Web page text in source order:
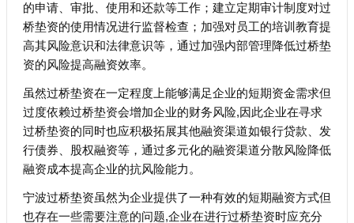
的申请、审批、使用和还款等工作；建立定期审计制度对过
桥垫资的使用情况进行监督检查；加强对员工的培训教育提
高其风险意识和法律意识等，通过加强内部管理降低过桥垫
资的风险提高融资效率。
虽然过桥垫资在一定程度上能够满足企业的短期资金需求但
过度依赖过桥垫资会增加企业的财务风险,因此企业在寻求
过桥垫资的同时也应积极拓展其他融资渠道如银行贷款、发
行债券、股权融资等，通过多元化的融资渠道分散风险降低
融资成本提高企业的抗风险能力。
宁波过桥垫资虽然为企业提供了一种有效的短期融资方式但
也存在一些需要注意的问题,企业在进行过桥垫资时应充分